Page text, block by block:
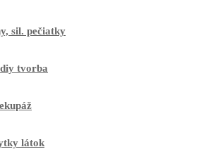
sil. pečiatky
tvorba
látok